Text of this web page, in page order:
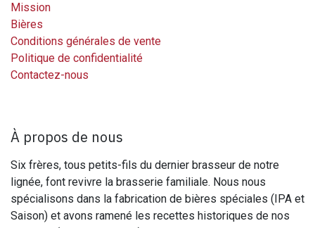
Mission
Bières
Conditions générales de vente
Politique de confidentialité
Contactez-nous
À propos de nous
Six frères, tous petits-fils du dernier brasseur de notre
lignée, font revivre la brasserie familiale. Nous nous
spécialisons dans la fabrication de bières spéciales (IPA et
Saison) et avons ramené les recettes historiques de nos